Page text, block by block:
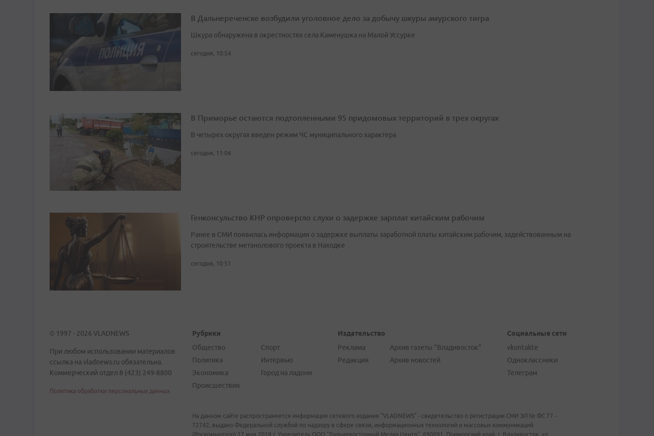
В Дальнереченске возбудили уголовное дело за добычу шкуры амурского тигра
Шкура обнаружена в окрестностях села Каменушка на Малой Уссурке
сегодня, 10:54
В Приморье остаются подтопленными 95 придомовых территорий в трех округах
В четырех округах введен режим ЧС муниципального характера
сегодня, 11:06
Генконсульство КНР опровергло слухи о задержке зарплат китайским рабочим
Ранее в СМИ появилась информация о задержке выплаты заработной платы китайским рабочим, задействованным на
строительстве метанолового проекта в Находке
сегодня, 10:51
© 1997 - 2026 VLADNEWS
При любом использовании материалов
ссылка на vladnews.ru обязательна.
Коммерческий отдел 8 (423) 249-8800
Политика обработки персональных данных
Рубрики
Общество
Политика
Экономика
Происшествия
Спорт
Интервью
Город на ладони
Издательство
Реклама
Редакция
Архив газеты "Владивосток"
Архив новостей
Социальные сети
vkontakte
Одноклассники
Телеграм
На данном сайте распространяется информация сетевого издания "VLADNEWS" - свидетельство о регистрации СМИ ЭЛ № ФС 77 -
72742, выдано Федеральной службой по надзору в сфере связи, информационных технологий и массовых коммуникаций
(Роскомнадзор) 17 мая 2018 г. Учредитель ООО "Дальневосточный Медиа Центр". 690091, Приморский край, г. Владивосток, ул.